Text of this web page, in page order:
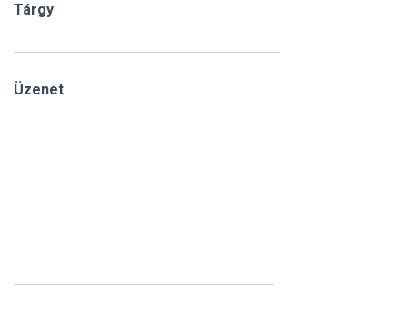
Tárgy
Üzenet